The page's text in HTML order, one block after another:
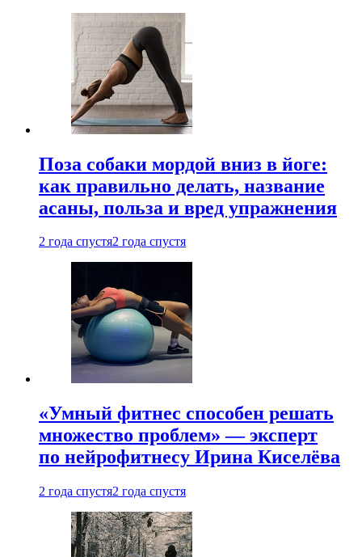
Поза собаки мордой вниз в йоге:
как правильно делать, название
асаны, польза и вред упражнения
2 года спустя2 года спустя
«Умный фитнес способен решать
множество проблем» — эксперт
по нейрофитнесу Ирина Киселёва
2 года спустя2 года спустя